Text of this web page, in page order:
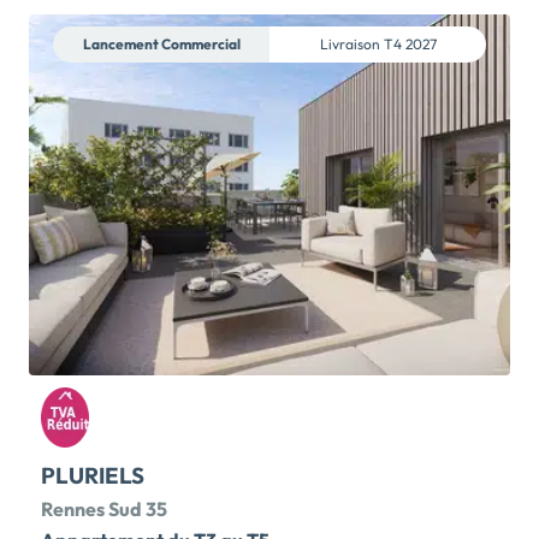
du bourg de Hédé - Bazouges.Les atouts du
programme :• De belles ouvertures,• Des menuiseries
en Aluminium,• Des espaces extérieurs privatifs :
loggia, terrasse ou jardin,• Un local vélo sécurisé,• Des
places de stationnements privatives,• Respect de la
réglementation environnementale RE 2020. 23
APPARTEMENTS T2, T3 & T4 AVEC LE DISPOSITIF
PSLA*La location-accession (PSLA), est un dispositif
national qui permet à des ménages de devenir
propriétaires du bien de manière progressive et
sécurisée, avec ou sans apport personnel. La
particularité de la location accession réside dans le
fait que les ménages vont être dans un premier temps
locataires avant de devenir propriétaires du bien.Les
avantages du PSLA :• Une TVA réduite (5,5 % au lieu de
20 […] Voir le programme immobilier neuf >>
Lancement Commercial Livraison T4 2027
PLURIELS
Rennes Sud 35